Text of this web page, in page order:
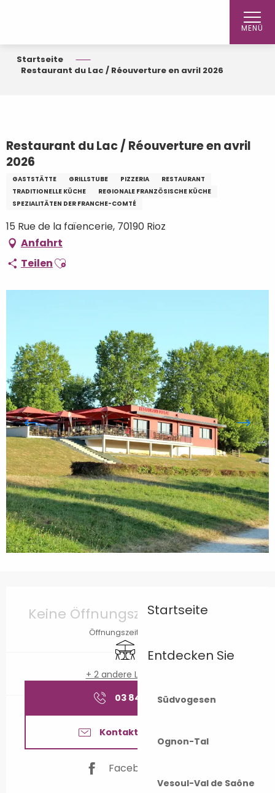
MENÜ
Startseite
Entdecken Sie
Südvogesen
Ognon-Tal
Vesoul-Val de Saône
Startseite
Restaurant du Lac / Réouverture en avril 2026
Restaurant du Lac / Réouverture en avril
2026
GASTSTÄTTE GRILLSTUBE PIZZERIA
RESTAURANT
TRADITIONELLE KÜCHE
REGIONALE FRANZÖSISCHE KÜCHE
SPEZIALITÄTEN DER FRANCHE-COMTÉ
15 Rue de la faïencerie, 70190 Rioz
Anfahrt
TeilenAjouter aux favoris
Keine Öffnungszeiten hinterlegt
Öffnungszeiten ansehen
Terrasse
+ 2 andere Leistung(en)
03 84 75 49▒▒
Kontaktieren Sie uns
Facebook Seite